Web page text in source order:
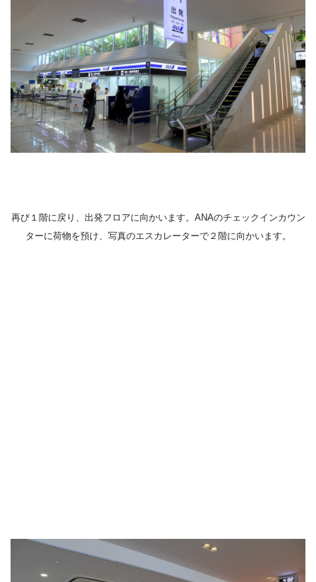
再び１階に戻り、出発フロアに向かいます。ANAのチェックインカウン
ターに荷物を預け、写真のエスカレーターで２階に向かいます。